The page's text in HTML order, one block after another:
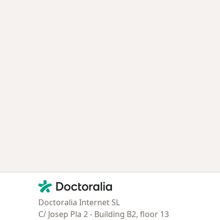
Contacto
Doctoralia - Página de inicio
Doctoralia Internet SL
C/ Josep Pla 2 - Building B2, floor 13